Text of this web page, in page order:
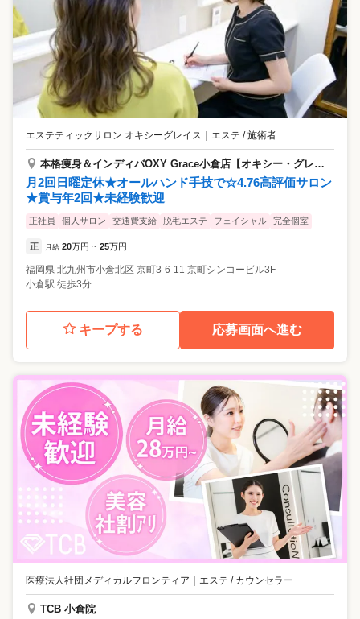
エステティックサロン オキシーグレイス ｜ エステ / 施術者
本格痩身＆インディバOXY Grace小倉店【オキシー・グレイス】
月2回日曜定休★オールハンド手技で☆4.76高評価サロン
★賞与年2回★未経験歓迎
正社員 個人サロン 交通費支給 脱毛エステ フェイシャル 完全個室
正 月給 20万円 ~ 25万円
福岡県 北九州市小倉北区 京町3-6-11 京町シンコービル3F
小倉駅 徒歩3分
キープする 応募画面へ進む
医療法人社団メディカルフロンティア ｜ エステ / カウンセラー
TCB 小倉院